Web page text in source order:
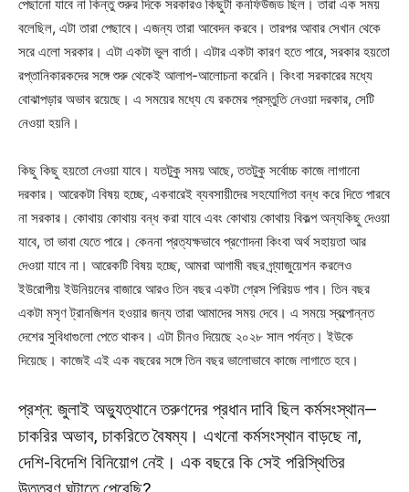
পেছানো যাবে না কিন্তু শুরুর দিকে সরকারও কিছুটা কনফিউজড ছিল। তারা এক সময়
বলেছিল, এটা তারা পেছাবে। এজন্য তারা আবেদন করবে। তারপর আবার সেখান থেকে
সরে এলো সরকার। এটা একটা ভুল বার্তা। এটার একটা কারণ হতে পারে, সরকার হয়তো
রপ্তানিকারকদের সঙ্গে শুরু থেকেই আলাপ-আলোচনা করেনি। কিংবা সরকারের মধ্যে
বোঝাপড়ার অভাব রয়েছে। এ সময়ের মধ্যে যে রকমের প্রস্তুতি নেওয়া দরকার, সেটি
নেওয়া হয়নি।
কিছু কিছু হয়তো নেওয়া যাবে। যতটুকু সময় আছে, ততটুকু সর্বোচ্চ কাজে লাগানো
দরকার। আরেকটা বিষয় হচ্ছে, একবারেই ব্যবসায়ীদের সহযোগিতা বন্ধ করে দিতে পারবে
না সরকার। কোথায় কোথায় বন্ধ করা যাবে এবং কোথায় কোথায় বিকল্প অন্যকিছু দেওয়া
যাবে, তা ভাবা যেতে পারে। কেননা প্রত্যক্ষভাবে প্রণোদনা কিংবা অর্থ সহায়তা আর
দেওয়া যাবে না। আরেকটি বিষয় হচ্ছে, আমরা আগামী বছর গ্র্যাজুয়েশন করলেও
ইউরোপীয় ইউনিয়নের বাজারে আরও তিন বছর একটা গ্রেস পিরিয়ড পাব। তিন বছর
একটা মসৃণ ট্রানজিশন হওয়ার জন্য তারা আমাদের সময় দেবে। এ সময়ে স্বল্পোন্নত
দেশের সুবিধাগুলো পেতে থাকব। এটা চীনও দিয়েছে ২০২৮ সাল পর্যন্ত। ইউকে
দিয়েছে। কাজেই এই এক বছরের সঙ্গে তিন বছর ভালোভাবে কাজে লাগাতে হবে।
প্রশ্ন: জুলাই অভ্যুত্থানে তরুণদের প্রধান দাবি ছিল কর্মসংস্থান—
চাকরির অভাব, চাকরিতে বৈষম্য। এখনো কর্মসংস্থান বাড়ছে না,
দেশি-বিদেশি বিনিয়োগ নেই। এক বছরে কি সেই পরিস্থিতির